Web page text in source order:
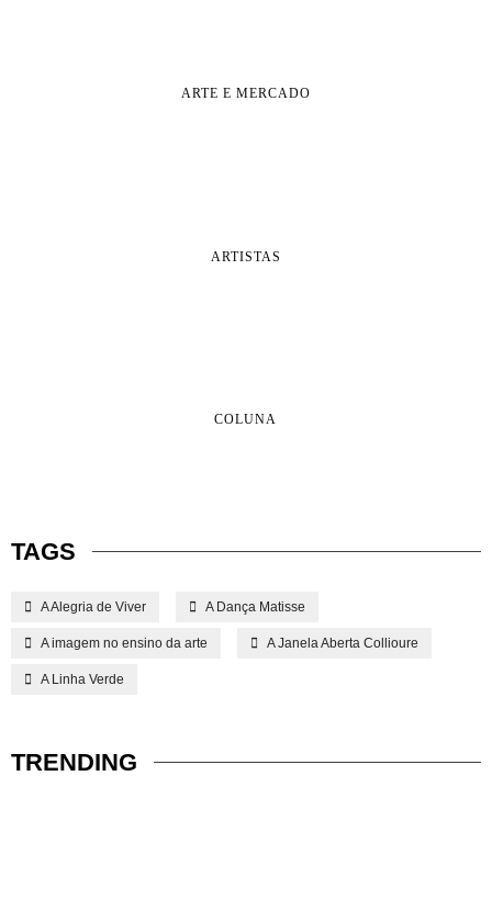
ARTE E MERCADO
ARTISTAS
COLUNA
TAGS
A Alegria de Viver A Dança Matisse
A imagem no ensino da arte A Janela Aberta Collioure
A Linha Verde
TRENDING